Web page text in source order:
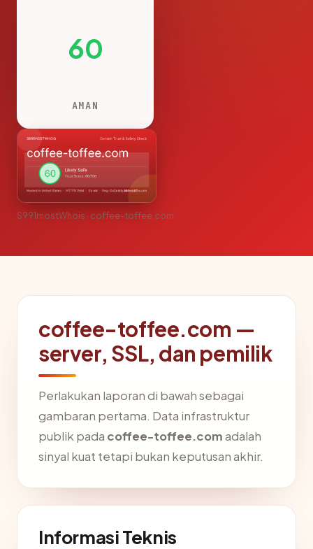
60
AMAN
S991mostWhois · coffee-toffee.com
coffee-toffee.com —
server, SSL, dan pemilik
Perlakukan laporan di bawah sebagai
gambaran pertama. Data infrastruktur
publik pada coffee-toffee.comadalah
sinyal kuat tetapi bukan keputusan akhir.
Informasi Teknis